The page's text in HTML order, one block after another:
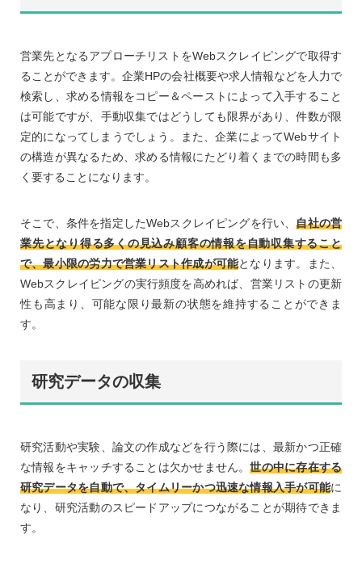
営業先となるアプローチリストをWebスクレイピングで取得す
ることができます。企業HPの会社概要や求人情報などを人力で
検索し、求める情報をコピー＆ペーストによって入手すること
は可能ですが、手動収集ではどうしても限界があり、件数が限
定的になってしまうでしょう。また、企業によってWebサイト
の構造が異なるため、求める情報にたどり着くまでの時間も多
く要することになります。
そこで、条件を指定したWebスクレイピングを行い、自社の営
業先となり得る多くの見込み顧客の情報を自動収集すること
で、最小限の労力で営業リスト作成が可能となります。また、
Webスクレイピングの実行頻度を高めれば、営業リストの更新
性も高まり、可能な限り最新の状態を維持することができま
す。
研究データの収集
研究活動や実験、論文の作成などを行う際には、最新かつ正確
な情報をキャッチすることは欠かせません。世の中に存在する
研究データを自動で、タイムリーかつ迅速な情報入手が可能に
なり、研究活動のスピードアップにつながることが期待できま
す。